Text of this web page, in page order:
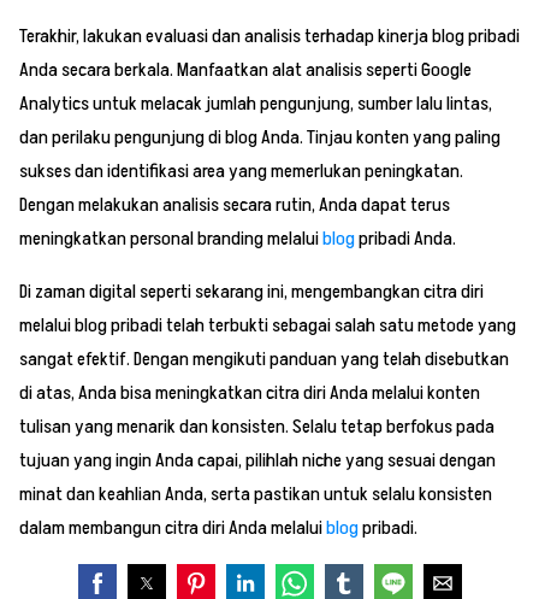
Terakhir, lakukan evaluasi dan analisis terhadap kinerja blog pribadi
Anda secara berkala. Manfaatkan alat analisis seperti Google
Analytics untuk melacak jumlah pengunjung, sumber lalu lintas,
dan perilaku pengunjung di blog Anda. Tinjau konten yang paling
sukses dan identifikasi area yang memerlukan peningkatan.
Dengan melakukan analisis secara rutin, Anda dapat terus
meningkatkan personal branding melaluiblogpribadi Anda.
Di zaman digital seperti sekarang ini, mengembangkan citra diri
melalui blog pribadi telah terbukti sebagai salah satu metode yang
sangat efektif. Dengan mengikuti panduan yang telah disebutkan
di atas, Anda bisa meningkatkan citra diri Anda melalui konten
tulisan yang menarik dan konsisten. Selalu tetap berfokus pada
tujuan yang ingin Anda capai, pilihlah niche yang sesuai dengan
minat dan keahlian Anda, serta pastikan untuk selalu konsisten
dalam membangun citra diri Anda melaluiblogpribadi.